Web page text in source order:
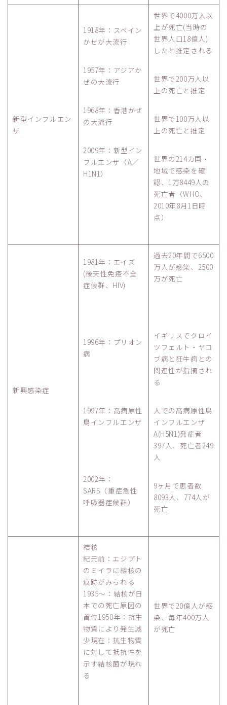
新型インフルエン
ザ
1918年：スペイン
かぜが大流行
1957年：アジアか
ぜの大流行
1968年：香港かぜ
の大流行
2009年：新型イン
フルエンザ（A／
H1N1）
世界で4000万人以
上が死亡(当時の
世界人口18億人)
したと推定される
世界で200万人以
上の死亡と推定
世界で100万人以
上の死亡と推定
世界の214カ国・
地域で感染を確
認、1万8449人の
死亡者（WHO、
2010年8月1日時
点）
新興感染症
1981年：エイズ
(後天性免疫不全
症候群、HIV)
1996年：プリオン
病
1997年：高病原性
鳥インフルエンザ
2002年：
SARS（重症急性
呼吸器症候群）
過去20年間で6500
万人が感染、2500
万が死亡
イギリスでクロイ
ツフェルト・ヤコ
ブ病と狂牛病との
関連性が指摘され
る
人での高病原性鳥
インフルエンザ
A(H5N1)発症者
397人、死亡者249
人
9ヶ月で患者数
8093人、774人が
死亡
結核
紀元前：エジプト
のミイラに結核の
痕跡がみられる
1935～：結核が日
本での死亡原因の
首位1950年：抗生
物質により発生減
少現在：抗生物質
に対して抵抗性を
示す結核菌が現れ
る
世界で20億人が感
染、毎年400万人
が死亡